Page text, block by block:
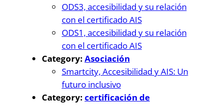
ODS3, accesibilidad y su relación
con el certificado AIS
ODS1, accesibilidad y su relación
con el certificado AIS
Category: Asociación
Smartcity, Accesibilidad y AIS: Un
futuro inclusivo
Category: certificación de